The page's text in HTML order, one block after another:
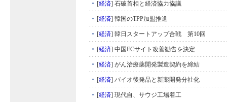
[経済] 石破首相と経済協力協議
[経済] 韓国のTPP加盟推進
[経済] 韓日スタートアップ合戦 第10回
[経済] 中国ECサイト改善勧告を決定
[経済] がん治療薬開発製造契約を締結
[経済] バイオ後発品と新薬開発分社化
[経済] 現代自、サウジ工場着工